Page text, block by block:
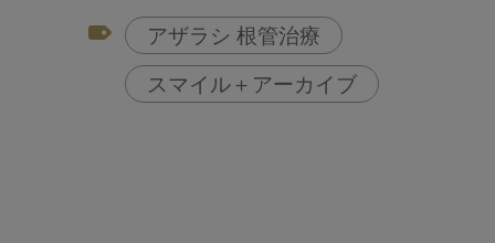
アザラシ 根管治療
スマイル＋アーカイブ